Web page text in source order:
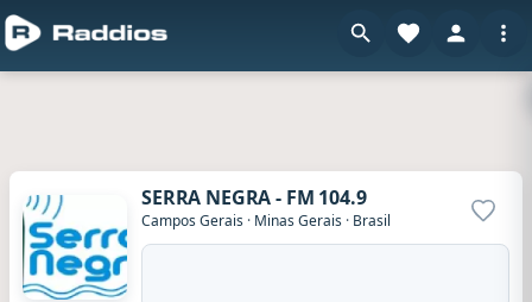
SERRA NEGRA - FM 104.9
Campos Gerais · Minas Gerais · Brasil